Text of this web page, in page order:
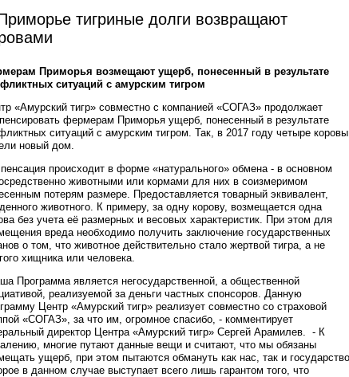
тигриные долги возвращают
Приморья возмещают ущерб, понесенный в результате
ситуаций с амурским тигром
«Амурский тигр» совместно с компанией «СОГАЗ» продолжает
фермерам Приморья ущерб, понесенный в результате
ситуаций с амурским тигром. Так, в 2017 году четыре коровы
новый дом.
происходит в форме «натурального» обмена - в основном
животными или кормами для них в соизмеримом
потерям размере. Предоставляется товарный эквивалент,
животного. К примеру, за одну корову, возмещается одна
без учета её размерных и весовых характеристик. При этом для
вреда необходимо получить заключение государственных
о том, что животное действительно стало жертвой тигра, а не
хищника или человека.
Программа является негосударственной, а общественной
реализуемой за деньги частных спонсоров. Данную
Центр «Амурский тигр» реализует совместно со страховой
«СОГАЗ», за что им, огромное спасибо, - комментирует
директор Центра «Амурский тигр» Сергей Арамилев. - К
многие путают данные вещи и считают, что мы обязаны
ущерб, при этом пытаются обмануть как нас, так и
в данном случае выступает всего лишь гарантом того, что